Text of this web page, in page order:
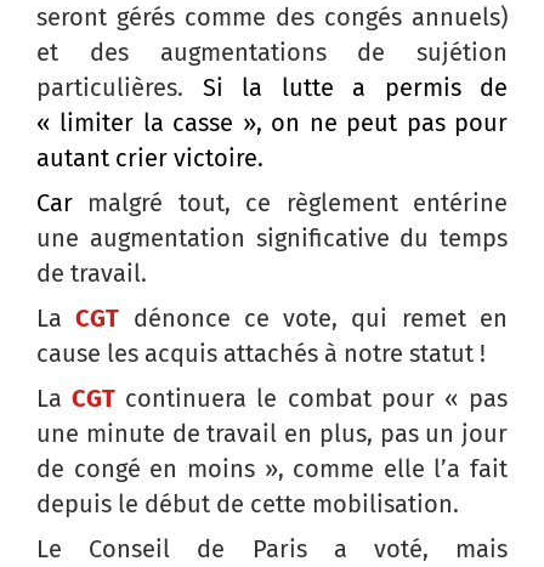
seront gérés comme des congés annuels)
et des augmentations de sujétion
particulières. Si la lutte a permis de
« limiter la casse », on ne peut pas pour
autant crier victoire.
Car malgré tout, ce règlement entérine
une augmentation significative du temps
de travail.
LaCGT dénonce ce vote, qui remet en
cause les acquis attachés à notre statut !
LaCGT continuera le combat pour « pas
une minute de travail en plus, pas un jour
de congé en moins », comme elle l’a fait
depuis le début de cette mobilisation.
Le Conseil de Paris a voté, mais